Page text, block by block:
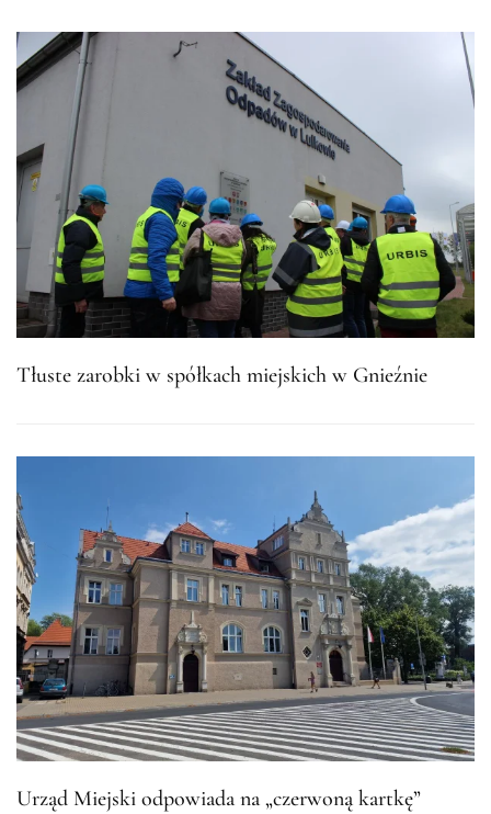
Tłuste zarobki w spółkach miejskich w Gnieźnie
Urząd Miejski odpowiada na „czerwoną kartkę”